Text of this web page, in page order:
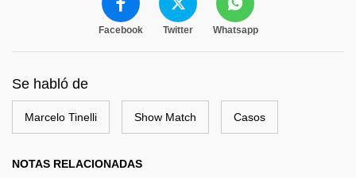
Facebook Twitter Whatsapp
Se habló de
Marcelo Tinelli Show Match Casos
NOTAS RELACIONADAS